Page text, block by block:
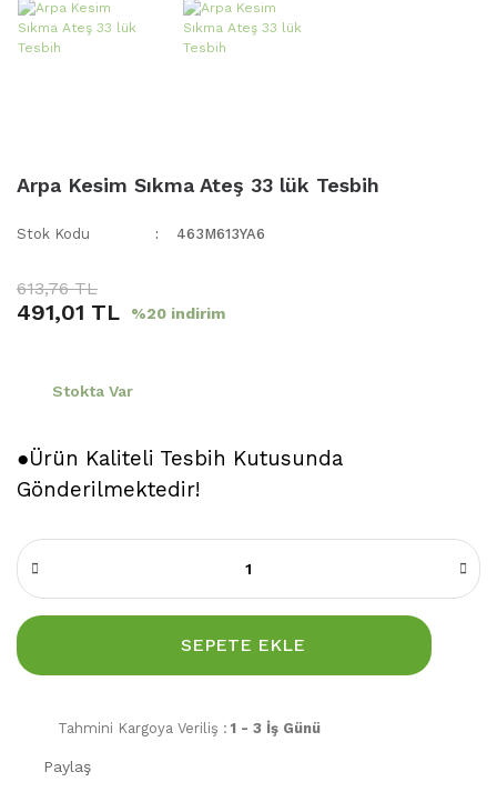
Arpa Kesim Sıkma Ateş 33 lük Tesbih
Stok Kodu 463M613YA6
613,76 TL
491,01 TL %20 indirim
Stokta Var
●Ürün Kaliteli Tesbih Kutusunda
Gönderilmektedir!
SEPETE EKLE
Tahmini Kargoya Veriliş : 1 - 3 İş Günü
Paylaş